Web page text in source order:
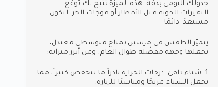
جدولك اليومي بدقة. هذه الميزة تتيح لك توقع
التغيرات الجوية مثل الأمطار أو موجات الحر، لتكون
مستعدًا دائمًا.
يتميّز الطقس في مرسين بمناخ متوسطي معتدل،
يجعلها وجهة مفضّلة طوال العام. ومن أبرز ميزاته:
1. شتاء دافئ: درجات الحرارة نادراً ما تنخفض كثيراً، مما
يجعل الشتاء مريحًا ومناسبًا للزيارة.